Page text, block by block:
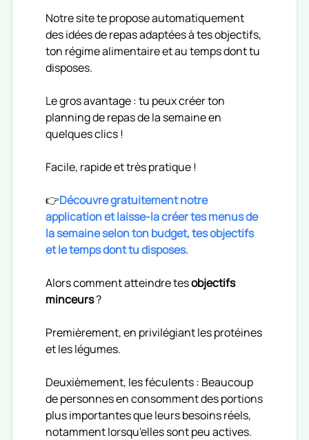
Notre site te propose automatiquement
des idées de repas adaptées à tes objectifs,
ton régime alimentaire et au temps dont tu
disposes.
Le gros avantage : tu peux créer ton
planning de repas de la semaine en
quelques clics !
Facile, rapide et très pratique !
👉Découvre gratuitement notre
application et laisse-la créer tes menus de
la semaine selon ton budget, tes objectifs
et le temps dont tu disposes.
Alors comment atteindre tesobjectifs
minceurs?
Premièrement, en privilégiant les protéines
et les légumes.
Deuxièmement, les féculents : Beaucoup
de personnes en consomment des portions
plus importantes que leurs besoins réels,
notamment lorsqu'elles sont peu actives.